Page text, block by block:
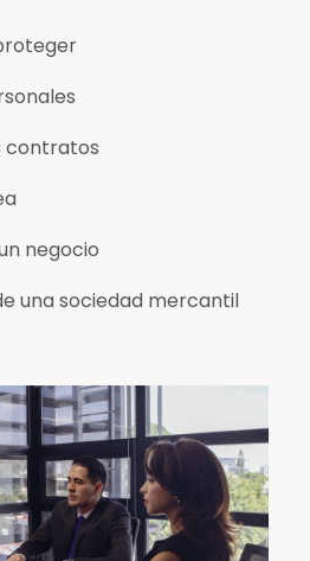
contratos
negocio
una sociedad mercantil